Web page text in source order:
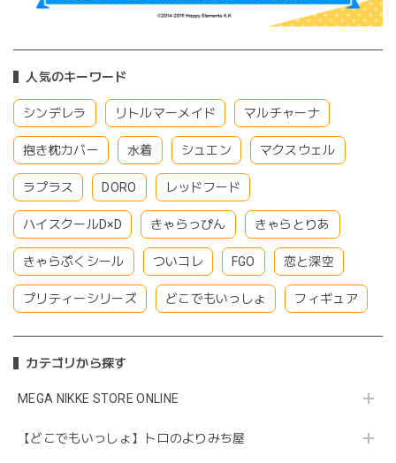
人気のキーワード
シンデレラ リトルマーメイド マルチャーナ
抱き枕カバー 水着 シュエン マクスウェル
ラプラス DORO レッドフード
ハイスクールD×D きゃらっぴん きゃらとりあ
きゃらぷくシール ついコレ FGO 恋と深空
プリティーシリーズ どこでもいっしょ フィギュア
カテゴリから探す
MEGA NIKKE STORE ONLINE
【どこでもいっしょ】トロのよりみち屋